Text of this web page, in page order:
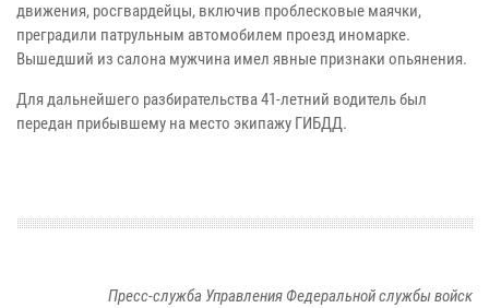
движения, росгвардейцы, включив проблесковые маячки,
преградили патрульным автомобилем проезд иномарке.
Вышедший из салона мужчина имел явные признаки опьянения.
Для дальнейшего разбирательства 41-летний водитель был
передан прибывшему на место экипажу ГИБДД.
Пресс-служба Управления Федеральной службы войск